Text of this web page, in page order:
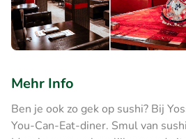
Mehr Info
Ben je ook zo gek op sushi? Bij
You-Can-Eat-diner. Smul van